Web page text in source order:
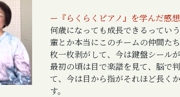
ー『らくらくピアノ』を学んだ感
何歳になっても成長できるってい
輩とか本当にこのチームの仲間た
枚一枚剥がして、今は鍵盤シール
最初の頃は目で楽譜を見て、脳で
て、今は目から指がそれほど長く
す。